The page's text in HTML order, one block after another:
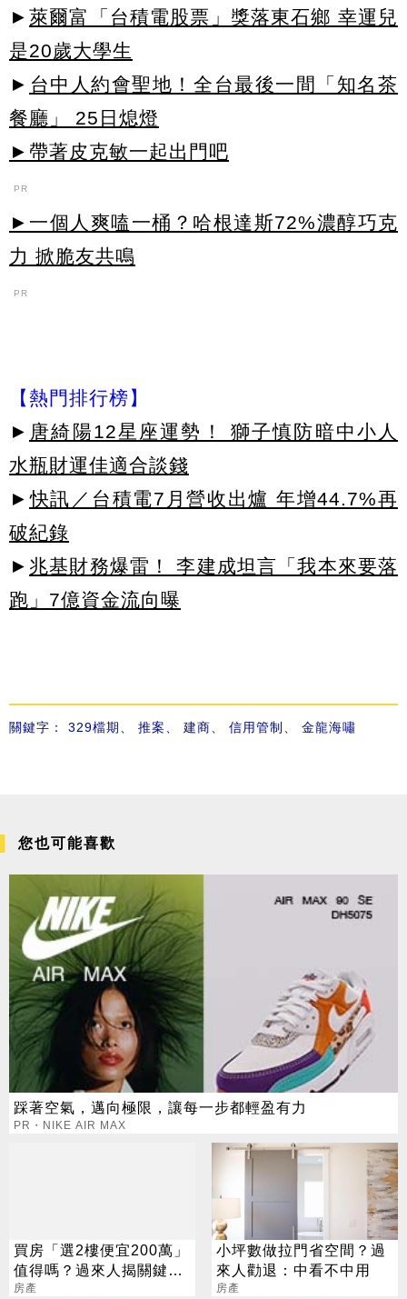
► 萊爾富「台積電股票」獎落東石鄉 幸運兒
是20歲大學生
► 台中人約會聖地！全台最後一間「知名茶
餐廳」 25日熄燈
►帶著皮克敏一起出門吧
PR
►一個人爽嗑一桶？哈根達斯72%濃醇巧克
力 掀脆友共鳴
PR
【熱門排行榜】
► 唐綺陽12星座運勢！ 獅子慎防暗中小人
水瓶財運佳適合談錢
► 快訊／台積電7月營收出爐 年增44.7%再
破紀錄
► 兆基財務爆雷！ 李建成坦言「我本來要落
跑」7億資金流向曝
關鍵字： 329檔期、 推案、 建商、 信用管制 、 金龍海嘯
您也可能喜歡
踩著空氣，邁向極限，讓每一步都輕盈有力
PR・NIKE AIR MAX
買房「選2樓便宜200萬」
值得嗎？過來人揭關鍵：
看離它有多遠
房產
小坪數做拉門省空間？過
來人勸退：中看不中用
房產